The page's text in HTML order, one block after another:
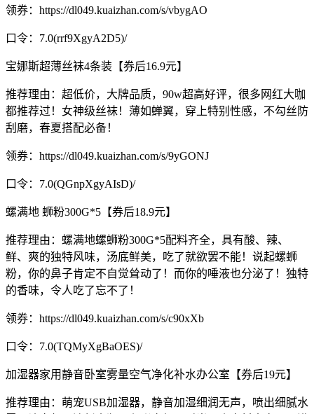
领券：https://dl049.kuaizhan.com/s/vbygAO
口令：7.0(rrf9XgyA2D5)/
宝娜斯超薄丝袜4条装【券后16.9元】
推荐理由：超低价，大牌品质，90w超高好评，很多网红大咖
都推荐过！女神级丝袜！薄如蝉翼，穿上特别性感，不勾丝防
刮磨，春夏搭配必备！
领券：https://dl049.kuaizhan.com/s/9yGONJ
口令：7.0(QGnpXgyAIsD)/
螺满地 蛳粉300G*5【券后18.9元】
推荐理由：螺满地螺蛳粉300G*5配料齐全，具有酸、辣、
鲜、爽的独特风味，汤底鲜美，吃了就欲罢不能！说起螺蛳
粉，你的鼻子肯定不自觉耸动了！而你的唾液也分泌了！独特
的香味，令人吃了忘不了！
领券：https://dl049.kuaizhan.com/s/c90xXb
口令：7.0(TQMyXgBaOES)/
加湿器家用静音卧室雾量空气净化补水办公室【券后19元】
推荐理由：萌宠USB加湿器，静音加湿细润无声，喷出细腻水